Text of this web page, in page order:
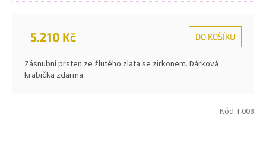
5.210 Kč DO KOŠÍKU
Zásnubní prsten ze žlutého zlata se zirkonem. Dárková
krabička zdarma.
Kód: F008